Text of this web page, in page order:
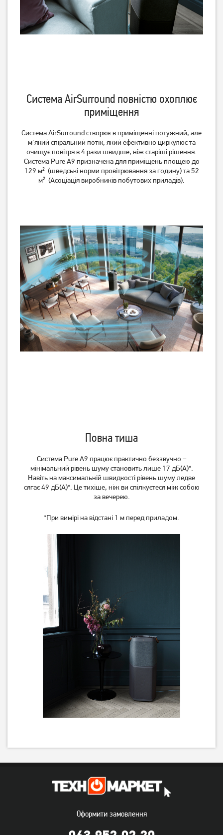
20 389грн
Немає в наявності
Очищувач повітря
Electrolux EPO50571SW
11 769грн
Немає в наявності
Очищувач повітря
Electrolux EPO50351SW
7 689грн
Немає в наявності
Система AirSurround повністю охоплює
приміщення
Система AirSurround створює в приміщенні потужний, але
м'який спіральний потік, який ефективно циркулює та
очищує повітря в 4 рази швидше, ніж старіші рішення.
Система Pure A9 призначена для приміщень площею до
129 м² (шведські норми провітрювання за годину) та 52
м² (Асоціація виробників побутових приладів).
Повна тиша
Система Pure A9 працює практично беззвучно –
мінімальний рівень шуму становить лише 17 дБ(А)*.
Навіть на максимальній швидкості рівень шуму ледве
сягає 49 дБ(А)*. Це тихіше, ніж ви спілкуєтеся між собою
за вечерею.
*При вимірі на відстані 1 м перед приладом.
Оформити замовлення